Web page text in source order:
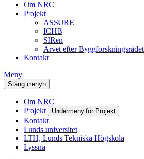
Om NRC
Projekt
ASSURE
ICHB
SIRen
Arvet efter Byggforskningsrådet
Kontakt
Meny
Stäng menyn
Om NRC
Projekt
Undermeny för Projekt
Kontakt
Lunds universitet
LTH, Lunds Tekniska Högskola
Lyssna